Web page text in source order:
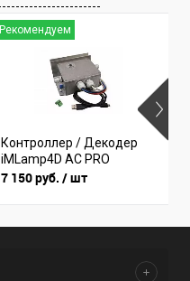
Рекомендуем
Контроллер / Декодер
iMLamp4D AC PRO
7 150 руб. / шт